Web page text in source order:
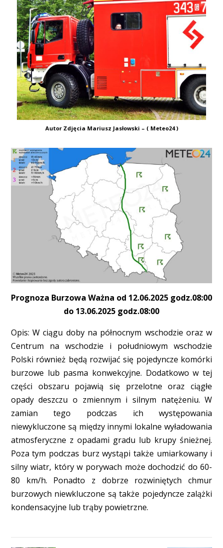
Autor Zdjęcia Mariusz Jasłowski – ( Meteo24 )
Prognoza Burzowa Ważna od 12.06.2025 godz.08:00
do 13.06.2025 godz.08:00
Opis: W ciągu doby na północnym wschodzie oraz w
Centrum na wschodzie i południowym wschodzie
Polski również będą rozwijać się pojedyncze komórki
burzowe lub pasma konwekcyjne. Dodatkowo w tej
części obszaru pojawią się przelotne oraz ciągłe
opady deszczu o zmiennym i silnym natężeniu. W
zamian tego podczas ich występowania
niewykluczone są między innymi lokalne wyładowania
atmosferyczne z opadami gradu lub krupy śnieżnej.
Poza tym podczas burz wystąpi także umiarkowany i
silny wiatr, który w porywach może dochodzić do 60-
80 km/h. Ponadto z dobrze rozwiniętych chmur
burzowych niewkluczone są także pojedyncze zalążki
kondensacyjne lub trąby powietrzne.